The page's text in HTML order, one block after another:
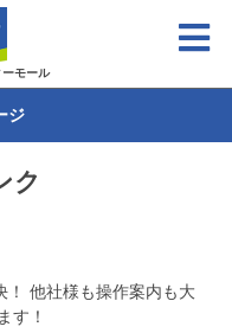
モール
ジ
ク
！ 他社様も操作案内も大
す！